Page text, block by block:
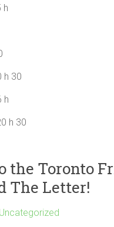
h
h 30
h
h 30
the Toronto
The Letter!
Uncategorized